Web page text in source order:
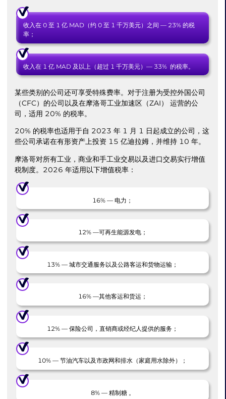
收入在 0 至 1 亿 MAD（约 0 至 1 千万美元）之间 — 23% 的税
率；
收入在 1 亿 MAD 及以上（超过 1 千万美元）— 33% 的税率。
某些类别的公司还可享受特殊费率。对于注册为受控外国公司
（CFC）的公司以及在摩洛哥工业加速区（ZAI） 运营的公
司，适用 20% 的税率。
20% 的税率也适用于自 2023 年 1 月 1 日起成立的公司，这
些公司承诺在有形资产上投资 15 亿迪拉姆，并维持 10 年。
摩洛哥对所有工业，商业和手工业交易以及进口交易实行增值
税制度。2026 年适用以下增值税率：
16% — 电力；
12% —可再生能源发电；
13% — 城市交通服务以及公路客运和货物运输；
16% —其他客运和货运；
12% — 保险公司，直销商或经纪人提供的服务；
10% — 节油汽车以及市政网和排水（家庭用水除外）；
8% — 精制糖 。